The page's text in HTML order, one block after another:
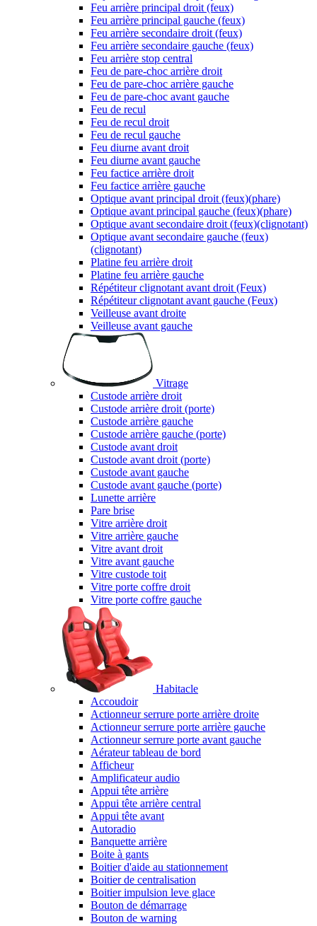
Feu arrière principal droit (feux)
Feu arrière principal gauche (feux)
Feu arrière secondaire droit (feux)
Feu arrière secondaire gauche (feux)
Feu arrière stop central
Feu de pare-choc arrière droit
Feu de pare-choc arrière gauche
Feu de pare-choc avant gauche
Feu de recul
Feu de recul droit
Feu de recul gauche
Feu diurne avant droit
Feu diurne avant gauche
Feu factice arrière droit
Feu factice arrière gauche
Optique avant principal droit (feux)(phare)
Optique avant principal gauche (feux)(phare)
Optique avant secondaire droit (feux)(clignotant)
Optique avant secondaire gauche (feux)
(clignotant)
Platine feu arrière droit
Platine feu arrière gauche
Répétiteur clignotant avant droit (Feux)
Répétiteur clignotant avant gauche (Feux)
Veilleuse avant droite
Veilleuse avant gauche
Vitrage
Custode arrière droit
Custode arrière droit (porte)
Custode arrière gauche
Custode arrière gauche (porte)
Custode avant droit
Custode avant droit (porte)
Custode avant gauche
Custode avant gauche (porte)
Lunette arrière
Pare brise
Vitre arrière droit
Vitre arrière gauche
Vitre avant droit
Vitre avant gauche
Vitre custode toit
Vitre porte coffre droit
Vitre porte coffre gauche
Habitacle
Accoudoir
Actionneur serrure porte arrière droite
Actionneur serrure porte arrière gauche
Actionneur serrure porte avant gauche
Aérateur tableau de bord
Afficheur
Amplificateur audio
Appui tête arrière
Appui tête arrière central
Appui tête avant
Autoradio
Banquette arrière
Boite à gants
Boitier d'aide au stationnement
Boitier de centralisation
Boitier impulsion leve glace
Bouton de démarrage
Bouton de warning